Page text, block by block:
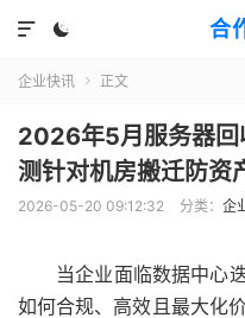
合


企业快讯  正文
2026年5月服务器回
测针对机房搬迁防资
2026-05-20 09:12:32 分类： 企
当企业面临数据中心
如何合规、高效且最大化